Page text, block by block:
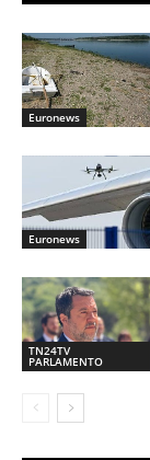
Euronews
Euronews
TN24TV
PARLAMENTO